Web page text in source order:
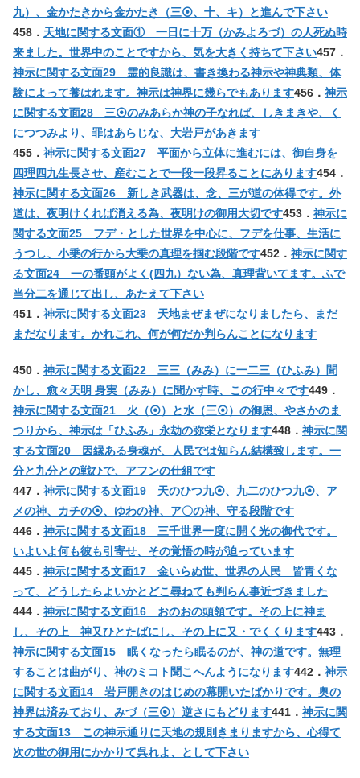
九）、金かたきから金かたき（三⦿、十、キ）と進んで下さい
458． 天地に関する文面① 一日に十万（かみよろづ）の人死ぬ時
来ました。世界中のことですから、気を大きく持ちて下さい457．
神示に関する文面29 霊的良識は、書き換わる神示や神典類、体
験によって養はれます。神示は神界に幾らでもあります456． 神示
に関する文面28 三⦿のみあらか神の子なれば、しきまきや、く
につつみより、罪はあらじな、大岩戸があきます
455． 神示に関する文面27 平面から立体に進むには、御自身を
四理四九生長させ、産むことで一段一段昇ることにあります454．
神示に関する文面26 新しき武器は、念、三が道の体得です。外
道は、夜明けくれば消える為、夜明けの御用大切です453． 神示に
関する文面25 フデ・とした世界を中心に、フデを仕事、生活に
うつし、小乗の行から大乗の真理を掴む段階です452． 神示に関す
る文面24 一の番頭がよく(四九）ない為、真理背いてます。ふで
当分二を通じて出し、あたえて下さい
451． 神示に関する文面23 天地まぜまぜになりましたら、まだ
まだなります。かれこれ、何が何だか判らんことになります
450． 神示に関する文面22 三三（みみ）に一二三（ひふみ）聞
かし、愈々天明 身実（みみ）に聞かす時、この行中々です449．
神示に関する文面21 火（⦿）と水（三⦿）の御恩、やさかのま
つりから、神示は「ひふみ」永劫の弥栄となります448． 神示に関
する文面20 因縁ある身魂が、人民では知らん結構致します。一
分と九分との戦ひで、アフンの仕組です
447． 神示に関する文面19 天のひつ九⦿、九二のひつ九⦿、ア
メの神、カチの⦿、ゆわの神、ア〇の神、守る段階です
446． 神示に関する文面18 三千世界一度に開く光の御代です。
いよいよ何も彼も引寄せ、その覚悟の時が迫っています
445． 神示に関する文面17 金いらぬ世、世界の人民 皆青くな
って、どうしたらよいかとどこ尋ねても判らん事近づきました
444． 神示に関する文面16 おのおの頭領です。その上に神ま
し、その上 神又ひとたばにし、その上に又・でくくります443．
神示に関する文面15 眠くなったら眠るのが、神の道です。無理
することは曲がり、神のミコト聞こへんようになります442． 神示
に関する文面14 岩戸開きのはじめの幕開いたばかりです。奥の
神界は済みており、みづ（三⦿）逆さにもどります441． 神示に関
する文面13 この神示通りに天地の規則きまりますから、心得て
次の世の御用にかかりて呉れよ、として下さい